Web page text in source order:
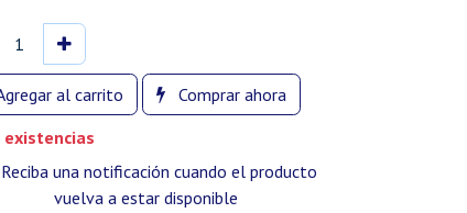
al carrito
Comprar ahora
existencias
Reciba una notificación cuando el producto
vuelva a estar disponible